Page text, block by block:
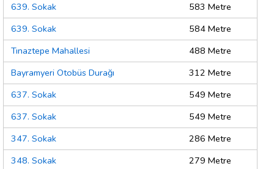
639. Sokak
583 Metre
639. Sokak
584 Metre
Tınaztepe Mahallesi
488 Metre
Bayramyeri Otobüs Durağı
312 Metre
637. Sokak
549 Metre
637. Sokak
549 Metre
347. Sokak
286 Metre
348. Sokak
279 Metre